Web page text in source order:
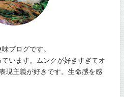
ブログです。
います。ムンクが好きすぎてオ
現主義が好きです。生命感を感